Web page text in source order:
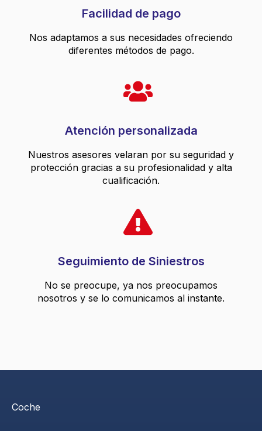
Facilidad de pago
Nos adaptamos a sus necesidades ofreciendo
diferentes métodos de pago.
Atención personalizada
Nuestros asesores velaran por su seguridad y
protección gracias a su profesionalidad y alta
cualificación.
Seguimiento de Siniestros
No se preocupe, ya nos preocupamos
nosotros y se lo comunicamos al instante.
Coche